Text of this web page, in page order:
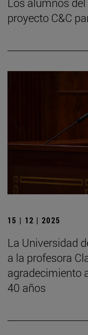
proyecto C&C
15 | 12 | 2025
La Universidad
a la profesora
agradecimiento
40 años